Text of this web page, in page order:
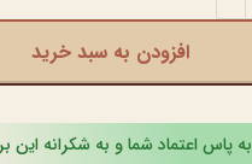
افزودن به سبد خرید
به پاس اعتماد شما و به شکرانه این